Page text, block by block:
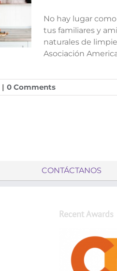
No hay lugar
tus familiares y
naturales de
Asociación
| 0 Comments
CONTÁCTANOS
Recent Awards